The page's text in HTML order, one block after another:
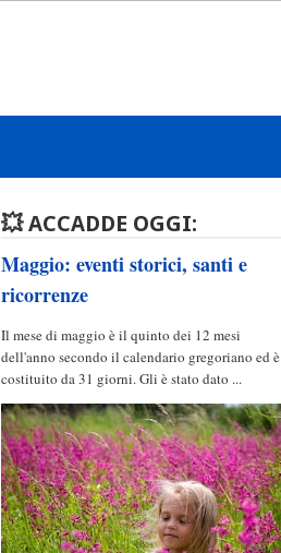
💥 ACCADDE OGGI:
Maggio: eventi storici, santi e
ricorrenze
Il mese di maggio è il quinto dei 12 mesi
dell'anno secondo il calendario gregoriano ed è
costituito da 31 giorni. Gli è stato dato ...